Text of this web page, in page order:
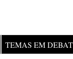
TEMAS EM